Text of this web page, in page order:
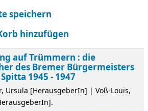
speichern
hinzufügen
auf Trümmern : die
des Bremer Bürgermeisters
1945 - 1947
Ursula [HerausgeberIn] | Voß-Louis,
.